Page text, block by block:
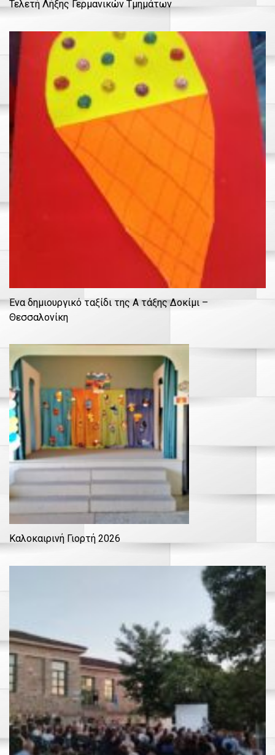
Τελετή Λήξης Γερμανικών Τμημάτων
Ένα δημιουργικό ταξίδι της Α τάξης Δοκίμι –
Θεσσαλονίκη
Καλοκαιρινή Γιορτή 2026